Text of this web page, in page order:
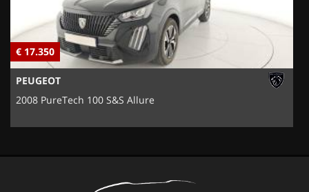
€ 17.350
PEUGEOT
2008 PureTech 100 S&S Allure